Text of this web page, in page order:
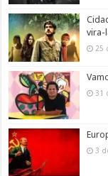
vira-
25
31
3